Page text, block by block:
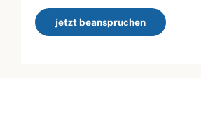
jetzt beanspruchen